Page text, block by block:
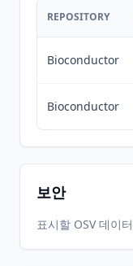
REPOSITORY
Bioconductor
Bioconductor
보안
표시할 OSV 데이